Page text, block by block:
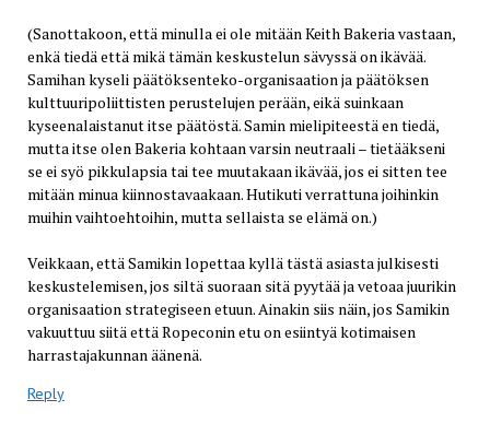
(Sanottakoon, että minulla ei ole mitään Keith Bakeria vastaan,
enkä tiedä että mikä tämän keskustelun sävyssä on ikävää.
Samihan kyseli päätöksenteko-organisaation ja päätöksen
kulttuuripoliittisten perustelujen perään, eikä suinkaan
kyseenalaistanut itse päätöstä. Samin mielipiteestä en tiedä,
mutta itse olen Bakeria kohtaan varsin neutraali – tietääkseni
se ei syö pikkulapsia tai tee muutakaan ikävää, jos ei sitten tee
mitään minua kiinnostavaakaan. Hutikuti verrattuna joihinkin
muihin vaihtoehtoihin, mutta sellaista se elämä on.)
Veikkaan, että Samikin lopettaa kyllä tästä asiasta julkisesti
keskustelemisen, jos siltä suoraan sitä pyytää ja vetoaa juurikin
organisaation strategiseen etuun. Ainakin siis näin, jos Samikin
vakuuttuu siitä että Ropeconin etu on esiintyä kotimaisen
harrastajakunnan äänenä.
Reply